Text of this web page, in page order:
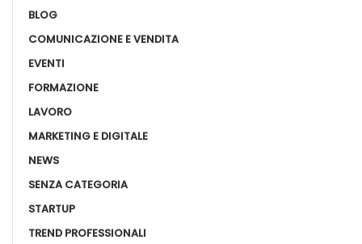
BLOG
COMUNICAZIONE E VENDITA
EVENTI
FORMAZIONE
LAVORO
MARKETING E DIGITALE
NEWS
SENZA CATEGORIA
STARTUP
TREND PROFESSIONALI